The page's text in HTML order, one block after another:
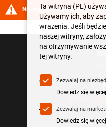
Nie możemy odnaleźć
GODZINY
Ta witryna (PL)
Używamy ich, aby
wrażenia. Jeśli
naszej witryny,
na otrzymywanie
tej witryny.
Zezwalaj na
Dowiedz się więcej
Zezwalaj na
Dowiedz się więcej